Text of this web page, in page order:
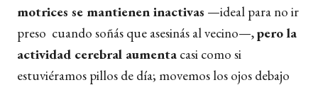
motrices se mantienen inactivas —ideal para no ir
preso cuando soñás que asesinás al vecino—,pero la
actividad cerebral aumenta casi como si
estuviéramos pillos de día; movemos los ojos debajo